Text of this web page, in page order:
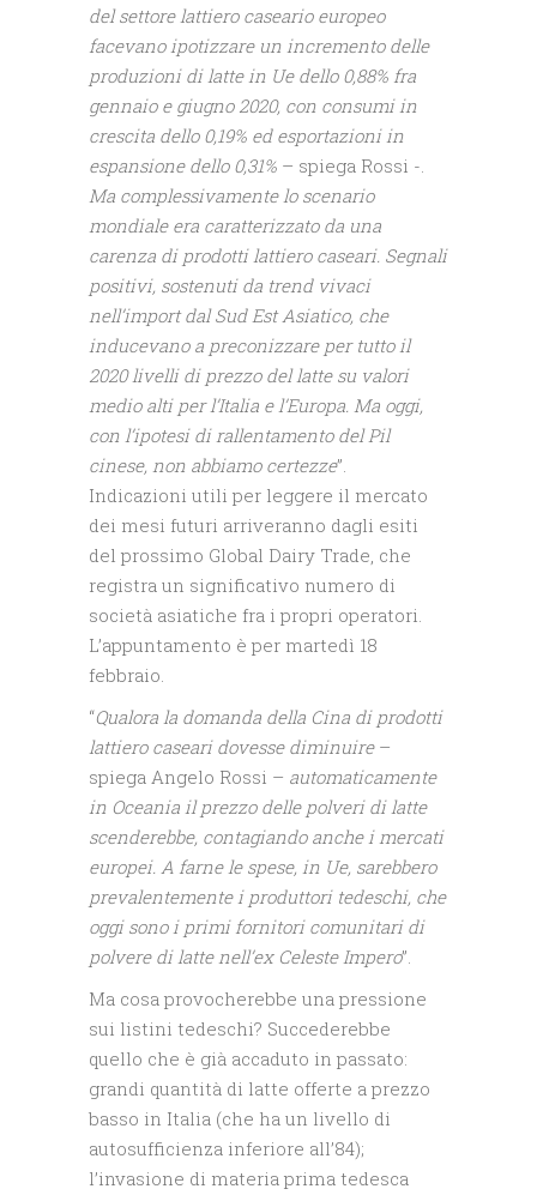
del settore lattiero caseario europeo
facevano ipotizzare un incremento delle
produzioni di latte in Ue dello 0,88% fra
gennaio e giugno 2020, con consumi in
crescita dello 0,19% ed esportazioni in
espansione dello 0,31% – spiega Rossi -.
Ma complessivamente lo scenario
mondiale era caratterizzato da una
carenza di prodotti lattiero caseari. Segnali
positivi, sostenuti da trend vivaci
nell’import dal Sud Est Asiatico, che
inducevano a preconizzare per tutto il
2020 livelli di prezzo del latte su valori
medio alti per l’Italia e l’Europa. Ma oggi,
con l’ipotesi di rallentamento del Pil
cinese, non abbiamo certezze”.
Indicazioni utili per leggere il mercato
dei mesi futuri arriveranno dagli esiti
del prossimo Global Dairy Trade, che
registra un significativo numero di
società asiatiche fra i propri operatori.
L’appuntamento è per martedì 18
febbraio.
“Qualora la domanda della Cina di prodotti
lattiero caseari dovesse diminuire–
spiega Angelo Rossi – automaticamente
in Oceania il prezzo delle polveri di latte
scenderebbe, contagiando anche i mercati
europei. A farne le spese, in Ue, sarebbero
prevalentemente i produttori tedeschi, che
oggi sono i primi fornitori comunitari di
polvere di latte nell’ex Celeste Impero”.
Ma cosa provocherebbe una pressione
sui listini tedeschi? Succederebbe
quello che è già accaduto in passato:
grandi quantità di latte offerte a prezzo
basso in Italia (che ha un livello di
autosufficienza inferiore all’84);
l’invasione di materia prima tedesca